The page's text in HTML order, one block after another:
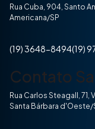
Rua Cuba, 904, Santo
Americana/SP
(19) 3648-8494(19)
Contato
Rua Carlos Steagall, 71,
Santa Bárbara d'Oeste/